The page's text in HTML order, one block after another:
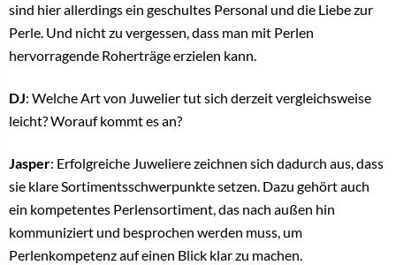
sind hier allerdings ein geschultes Personal und die Liebe zur
Perle. Und nicht zu vergessen, dass man mit Perlen
hervorragende Roherträge erzielen kann.
DJ: Welche Art von Juwelier tut sich derzeit vergleichsweise
leicht? Worauf kommt es an?
Jasper: Erfolgreiche Juweliere zeichnen sich dadurch aus, dass
sie klare Sortimentsschwerpunkte setzen. Dazu gehört auch
ein kompetentes Perlensortiment, das nach außen hin
kommuniziert und besprochen werden muss, um
Perlenkompetenz auf einen Blick klar zu machen.